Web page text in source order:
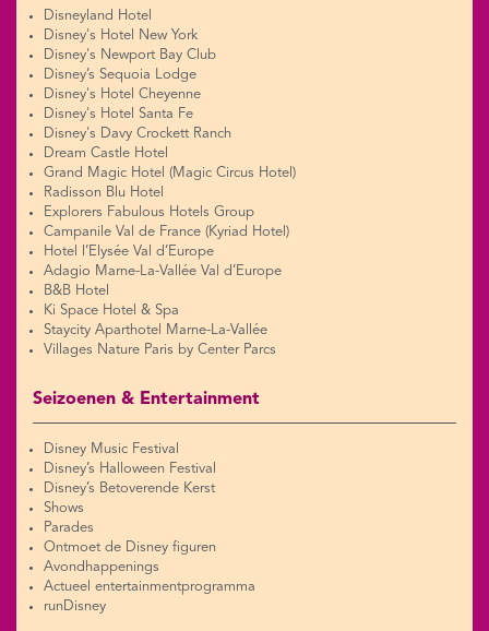
Disneyland Hotel
Disney's Hotel New York
Disney's Newport Bay Club
Disney’s Sequoia Lodge
Disney's Hotel Cheyenne
Disney's Hotel Santa Fe
Disney's Davy Crockett Ranch
Dream Castle Hotel
Grand Magic Hotel (Magic Circus Hotel)
Radisson Blu Hotel
Explorers Fabulous Hotels Group
Campanile Val de France (Kyriad Hotel)
Hotel l’Elysée Val d’Europe
Adagio Marne-La-Vallée Val d’Europe
B&B Hotel
Ki Space Hotel & Spa
Staycity Aparthotel Marne-La-Vallée
Villages Nature Paris by Center Parcs
Seizoenen & Entertainment
Disney Music Festival
Disney’s Halloween Festival
Disney’s Betoverende Kerst
Shows
Parades
Ontmoet de Disney figuren
Avondhappenings
Actueel entertainmentprogramma
runDisney